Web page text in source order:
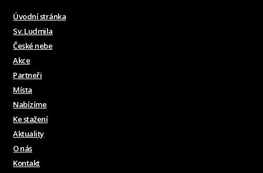
Úvodní stránka
Sv. Ludmila
České nebe
Akce
Partneři
Místa
Nabízíme
Ke stažení
Aktuality
O nás
Kontakt